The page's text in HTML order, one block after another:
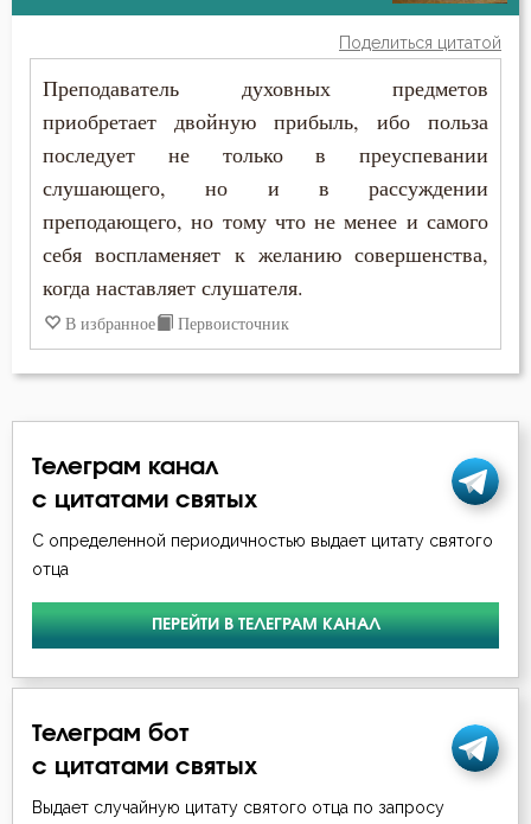
Девство
Мысли
Нечувствие
Осквернение
Память
Пост
Похоть
Причастие
Священники
Смирение
Созерцание
Чистота
Авва Феона
Аврелий Августин
Амвросий Медиоланский
Амвросий Оптинский (Гренков)
Антоний Великий
Василий Великий
Григорий Палама
Димитрий Ростовский
Ефрем Сирин
Игнатий Антиохийский
Иоанн Златоуст
Иоанн Карпафский
Поделиться цитатой
Преподаватель духовных предметов
приобретает двойную прибыль, ибо польза
последует не только в преуспевании
слушающего, но и в рассуждении
преподающего, но тому что не менее и самого
себя воспламеняет к желанию совершенства,
когда наставляет слушателя.
В избранное Первоисточник
Телеграм канал
с цитатами святых
С определенной периодичностью выдает цитату святого
отца
ПЕРЕЙТИ В ТЕЛЕГРАМ КАНАЛ
Телеграм бот
с цитатами святых
Выдает случайную цитату святого отца по запросу